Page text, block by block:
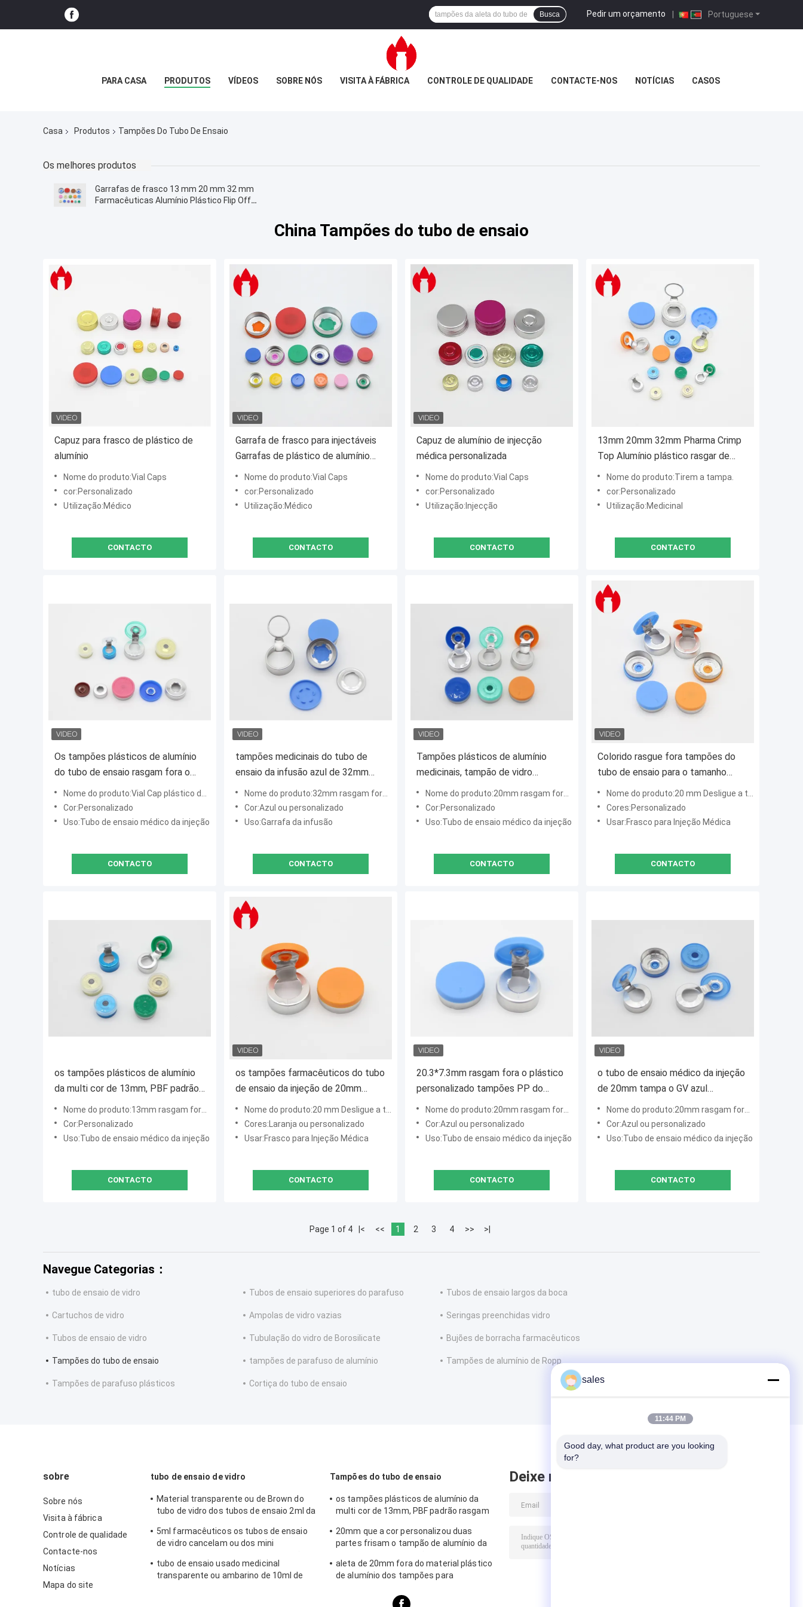
Portuguese
Pedir um orçamento |
Busca
PARA CASA PRODUTOS VÍDEOS SOBRE NÓS VISITA À FÁBRICA CONTROLE DE QUALIDADE CONTACTE-NOS NOTÍCIAS CASOS
Casa Produtos Tampões Do Tubo De Ensaio
Os melhores produtos
Garrafas de frasco 13 mm 20 mm 32 mm
Farmacêuticas Alumínio Plástico Flip Off
China Tampões do tubo de ensaio
Capuz para frasco de plástico de
alumínio
Nome do produto:Vial Caps
cor:Personalizado
Utilização:Médico
CONTACTO
Garrafa de frasco para injectáveis
Garrafas de plástico de alumínio
para uso médico
Nome do produto:Vial Caps
cor:Personalizado
Utilização:Médico
CONTACTO
Capuz de alumínio de injecção
médica personalizada
Nome do produto:Vial Caps
cor:Personalizado
Utilização:Injecção
CONTACTO
13mm 20mm 32mm Pharma Crimp
Top Alumínio plástico rasgar de
tapaNome do produto:Tirem a tampa.
cor:Personalizado
Utilização:Medicinal
CONTACTO
Os tampões plásticos de alumínio
do tubo de ensaio rasgam fora o
tipo CE personalizado da cor
habilitado
Nome do produto:Vial Cap plástico de alumínio
Cor:Personalizado
Uso:Tubo de ensaio médico da injeção
CONTACTO
tampões medicinais do tubo de
ensaio da infusão azul de 32mm
com logotipo e tamanho
personalizados tração do anel
Nome do produto:32mm rasgam fora o tampão
Cor:Azul ou personalizado
Uso:Garrafa da infusão
CONTACTO
Tampões plásticos de alumínio
medicinais, tampão de vidro
cosmético do tubo de ensaio com
cor múltipla
Nome do produto:20mm rasgam fora o tampão
Cor:Personalizado
Uso:Tubo de ensaio médico da injeção
CONTACTO
Colorido rasgue fora tampões do
tubo de ensaio para o tamanho
médico do tubo de ensaio 20.3*7.3
milímetro da injeção
Nome do produto:20 mm Desligue a tampa
Cores:Personalizado
Usar:Frasco para Injeção Médica
CONTACTO
os tampões plásticos de alumínio
da multi cor de 13mm, PBF padrão
rasgam fora o selo
Nome do produto:13mm rasgam fora o tampão
Cor:Personalizado
Uso:Tubo de ensaio médico da injeção
CONTACTO
os tampões farmacêuticos do tubo
de ensaio da injeção de 20mm
rasgam fora o tipo material plástico
do alumínio dos PP
Nome do produto:20 mm Desligue a tampa
Cores:Laranja ou personalizado
Usar:Frasco para Injeção Médica
CONTACTO
20.3*7.3mm rasgam fora o plástico
personalizado tampões PP do
logotipo e o material de alumínio
Nome do produto:20mm rasgam fora o tampão
Cor:Azul ou personalizado
Uso:Tubo de ensaio médico da injeção
CONTACTO
o tubo de ensaio médico da injeção
de 20mm tampa o GV azul
transparente da cor habilitado
Nome do produto:20mm rasgam fora o tampão
Cor:Azul ou personalizado
Uso:Tubo de ensaio médico da injeção
CONTACTO
Page 1 of 4 |< << 1 2 3 4 >> >|
Navegue Categorias：
tubo de ensaio de vidro Tubos de ensaio superiores do parafuso Tubos de ensaio largos da boca
Cartuchos de vidro Ampolas de vidro vazias Seringas preenchidas vidro
Tubos de ensaio de vidro Tubulação do vidro de Borosilicate Bujões de borracha farmacêuticos
Tampões do tubo de ensaio tampões de parafuso de alumínio Tampões de alumínio de Ropp
Tampões de parafuso plásticos Cortiça do tubo de ensaio
sobre
Sobre nós
Visita à fábrica
Controle de qualidade
Contacte-nos
Notícias
Mapa do site
tubo de ensaio de vidro
Material transparente ou de Brown do
tubo de vidro dos tubos de ensaio 2ml da
5ml farmacêuticos os tubos de ensaio
de vidro cancelam ou dos mini
tubo de ensaio usado medicinal
transparente ou ambarino de 10ml de
Tampões do tubo de ensaio
os tampões plásticos de alumínio da
multi cor de 13mm, PBF padrão rasgam
20mm que a cor personalizou duas
partes frisam o tampão de alumínio da
aleta de 20mm fora do material plástico
de alumínio dos tampões para
Deixe mensagem
sales
11:44 PM
Good day, what product are you looking
for?